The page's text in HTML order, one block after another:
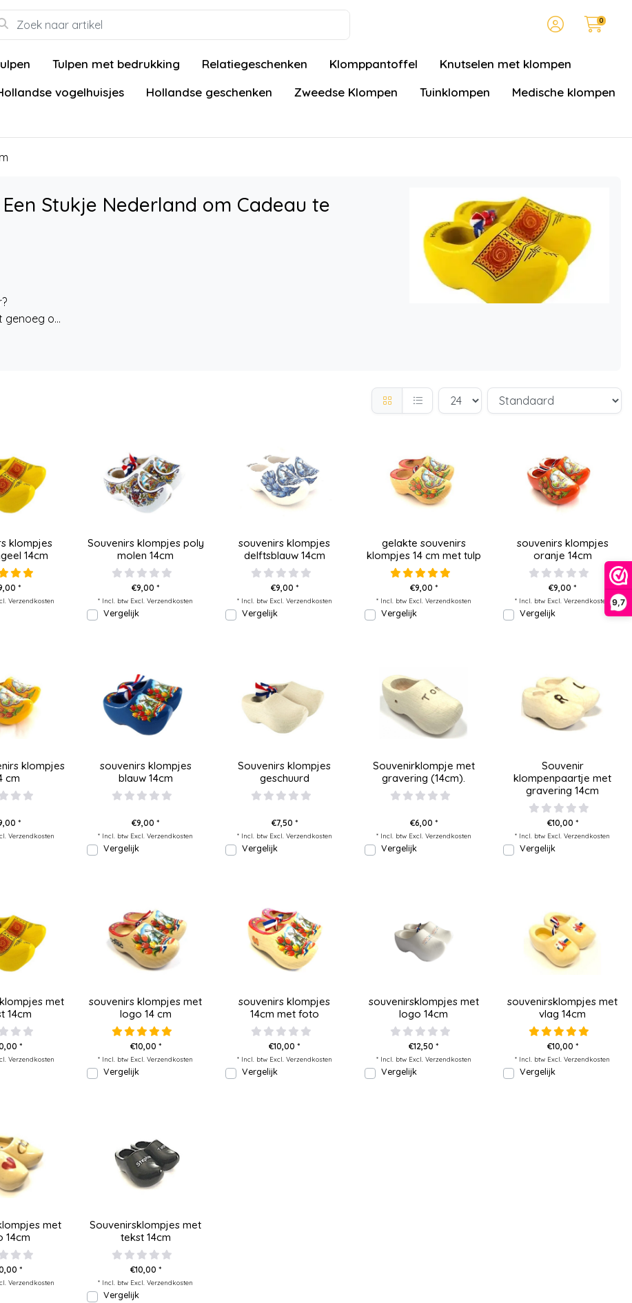
9,7
0
Tulpen met bedrukking Relatiegeschenken Klomppantoffel
Knutselen met klompen
vogelhuisjes Hollandse geschenken Zweedse Klompen Tuinklompen
Medische klompen
Stukje Nederland om Cadeau te
genoeg o...
klompjes
14cm
*
Verzendkosten
Souvenirs klompjes poly
molen 14cm
€9,00 *
* Incl. btw Excl.Verzendkosten
Vergelijk
souvenirs klompjes
delftsblauw 14cm
€9,00 *
* Incl. btw Excl. Verzendkosten
Vergelijk
gelakte souvenirs
klompjes 14 cm met tulp
€9,00 *
* Incl. btw Excl. Verzendkosten
Vergelijk
souvenirs klompjes
oranje 14cm
€9,00 *
* Incl. btw Excl.Verzendkosten
Vergelijk
klompjes
cm
*
Verzendkosten
souvenirs klompjes
blauw 14cm
€9,00 *
* Incl. btw Excl.Verzendkosten
Vergelijk
Souvenirs klompjes
geschuurd
€7,50 *
* Incl. btw Excl. Verzendkosten
Vergelijk
Souvenirklompje met
gravering (14cm).
€6,00 *
* Incl. btw Excl. Verzendkosten
Vergelijk
Souvenir
klompenpaartje met
gravering 14cm
€10,00 *
* Incl. btw Excl.Verzendkosten
Vergelijk
met
14cm
*
Verzendkosten
souvenirs klompjes met
logo 14 cm
€10,00 *
* Incl. btw Excl.Verzendkosten
Vergelijk
souvenirs klompjes
14cm met foto
€10,00 *
* Incl. btw Excl. Verzendkosten
Vergelijk
souvenirsklompjes met
logo 14cm
€12,50 *
* Incl. btw Excl. Verzendkosten
Vergelijk
souvenirsklompjes met
vlag 14cm
€10,00 *
* Incl. btw Excl.Verzendkosten
Vergelijk
met
14cm
*
Verzendkosten
Souvenirsklompjes met
tekst 14cm
€10,00 *
* Incl. btw Excl.Verzendkosten
Vergelijk